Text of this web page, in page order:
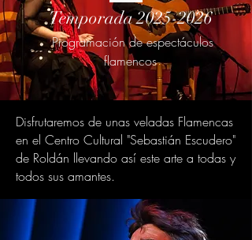
Temporada2025-2026
Programación de espectáculos
flamencos
Disfrutaremos de unas veladas Flamencas
en el Centro Cultural "Sebastián Escudero"
de Roldán llevando así este arte a todas y
todos sus amantes.